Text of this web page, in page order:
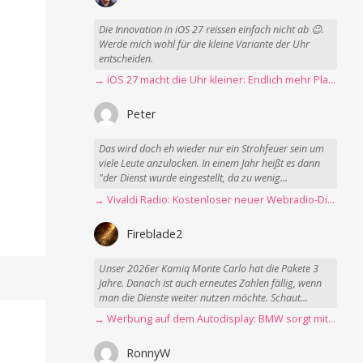
Die Innovation in iOS 27 reissen einfach nicht ab 😉.
Werde mich wohl für die kleine Variante der Uhr
entscheiden.
→ iOS 27 macht die Uhr kleiner: Endlich mehr Platz fürs Hintergrundbild
Peter
Das wird doch eh wieder nur ein Strohfeuer sein um
viele Leute anzulocken. In einem Jahr heißt es dann
"der Dienst wurde eingestellt, da zu wenig...
→ Vivaldi Radio: Kostenloser neuer Webradio-Dienst mit Fokus auf Datenschutz
Fireblade2
Unser 2026er Kamiq Monte Carlo hat die Pakete 3
Jahre. Danach ist auch erneutes Zahlen fällig, wenn
man die Dienste weiter nutzen möchte. Schaut...
→ Werbung auf dem Autodisplay: BMW sorgt mit Spider-Man-Werbung für scharfe Kritik
RonnyW